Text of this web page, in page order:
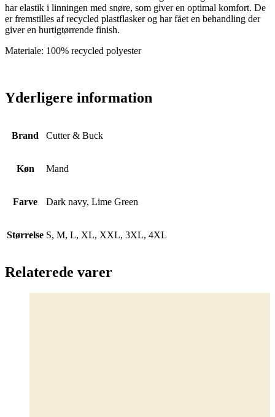
har elastik i linningen med snøre, som giver en optimal komfort. De
er fremstilles af recycled plastflasker og har fået en behandling der
giver en hurtigtørrende finish.
Materiale: 100% recycled polyester
Yderligere information
Brand Cutter & Buck
Køn Mand
Farve Dark navy, Lime Green
Størrelse S, M, L, XL, XXL, 3XL, 4XL
Relaterede varer